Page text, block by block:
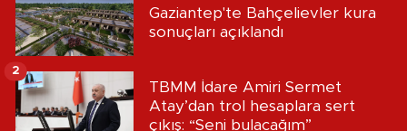
Gaziantep'te Bahçelievler kura
sonuçları açıklandı
TBMM İdare Amiri Sermet
Atay’dan trol hesaplara sert
çıkış: “Seni bulacağım”
2